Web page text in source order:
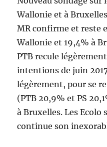
Wallonie et à
MR confirme et reste
Wallonie et 19,4% à
PTB recule
intentions de juin
légèrement, pour se
(PTB 20,9% et PS
à Bruxelles. Les Ecolo
continue son